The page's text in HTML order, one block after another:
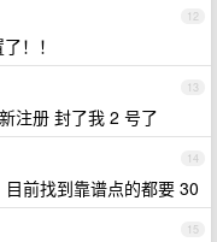
12
！！
13
注册 封了我 2 号了
14
前找到靠谱点的都要 30
15